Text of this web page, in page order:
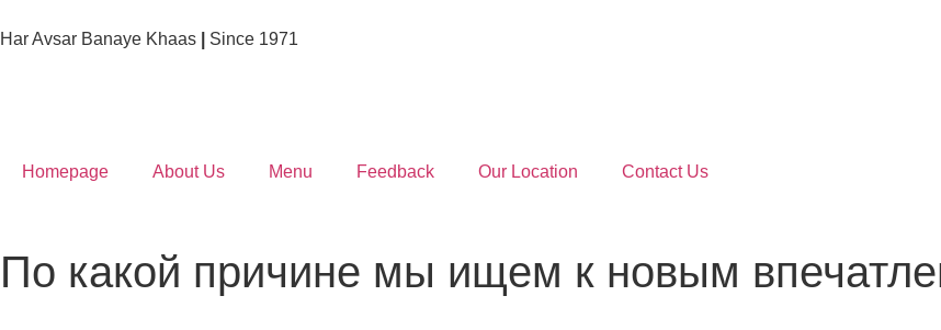
Har Avsar Banaye Khaas Since 1971
Homepage About Us Menu Feedback Our Location Contact Us
По какой причине мы ищем к новым